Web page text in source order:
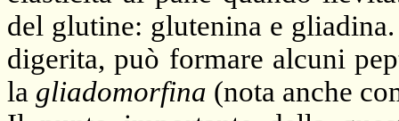
del glutine: glutenina e
digerita, può formare alcuni
la gliadomorfina (nota anche